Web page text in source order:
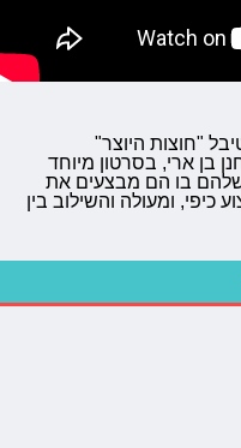
להקת התקווה 6 בפסטיבל "חוצות היוצר"
בן ארי, בסרטון מיוחד
בו הם מבצעים את
כיפי, ומעולה והשילוב בין